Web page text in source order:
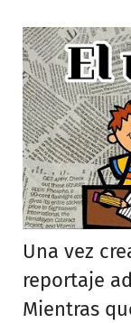
Una vez
reportaje
Mientras